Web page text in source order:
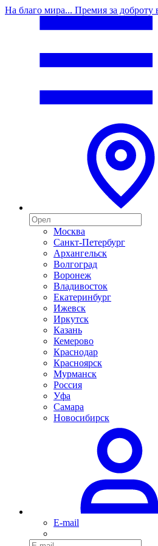
На благо мира... Премия за доброту
Москва
Санкт-Петербург
Архангельск
Волгоград
Воронеж
Владивосток
Екатеринбург
Ижевск
Иркутск
Казань
Кемерово
Краснодар
Красноярск
Мурманск
Россия
Уфа
Самара
Новосибирск
E-mail